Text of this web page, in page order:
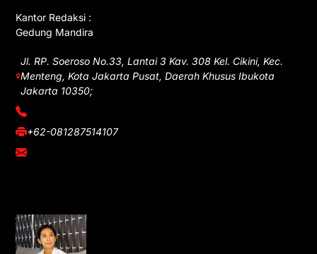
Kantor Redaksi :
Gedung Mandira
Jl. RP. Soeroso No.33, Lantai 3 Kav. 308 Kel. Cikini, Kec.
Menteng, Kota Jakarta Pusat, Daerah Khusus Ibukota
Jakarta 10350;
(021) 3908026
+62-081287514107
adm@iawnews.com